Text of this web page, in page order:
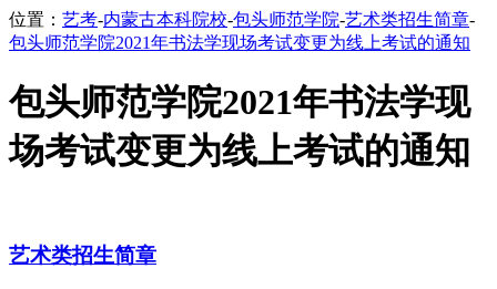
位置： 艺考-内蒙古本科院校-包头师范学院-艺术类招生简章-
包头师范学院2021年书法学现场考试变更为线上考试的通知
包头师范学院2021年书法学现
场考试变更为线上考试的通知
艺术类招生简章